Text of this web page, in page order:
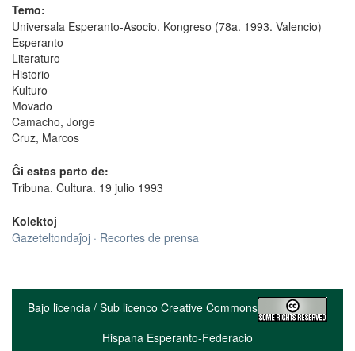
Temo:
Universala Esperanto-Asocio. Kongreso (78a. 1993. Valencio)
Esperanto
Literaturo
Historio
Kulturo
Movado
Camacho, Jorge
Cruz, Marcos
Ĝi estas parto de:
Tribuna. Cultura. 19 julio 1993
Kolektoj
Gazeteltondaĵoj · Recortes de prensa
Bajo licencia / Sub licenco Creative Commons
Hispana Esperanto-Federacio